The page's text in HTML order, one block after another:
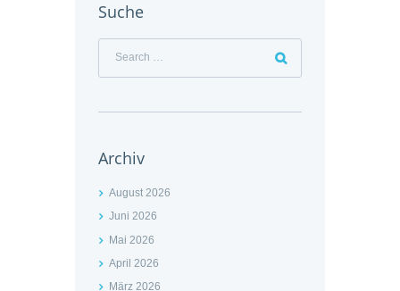
Suche
Archiv
August 2026
Juni 2026
Mai 2026
April 2026
März 2026